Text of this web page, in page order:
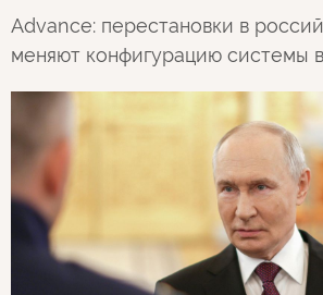
Advance: перестановки в
меняют конфигурацию системы